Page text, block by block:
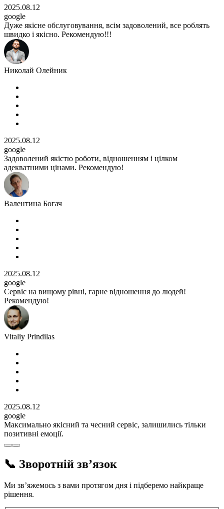
2025.08.12
google
Дуже якісне обслуговування, всім задоволений, все роблять
швидко і якісно. Рекомендую!!!
Николай Олейник
2025.08.12
google
Задоволений якістю роботи, відношенням і цілком
адекватними цінами. Рекомендую!
Валентина Богач
2025.08.12
google
Сервіс на вищому рівні, гарне відношення до людей!
Рекомендую!
Vitaliy Prindilas
2025.08.12
google
Максимально якісний та чесний сервіс, залишились тільки
позитивні емоції.
📞 Зворотній звʼязок
Ми зв’яжемось з вами протягом дня і підберемо найкраще
рішення.